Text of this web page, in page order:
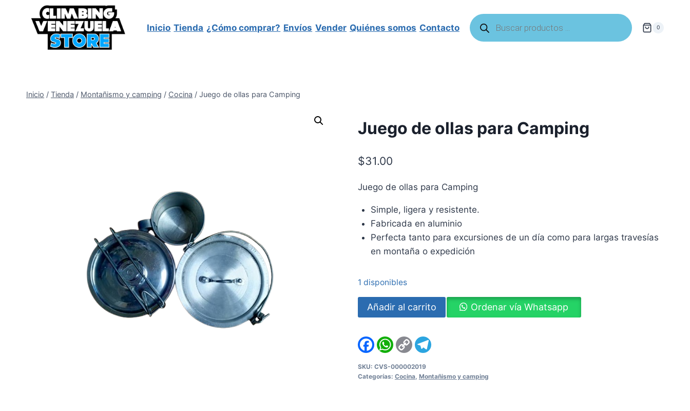
contenido
Inicio Tienda ¿Cómo comprar? Envíos Vender Quiénes somos Contacto
Búsqueda
de
productos
0
Inicio / Tienda / Montañismo y camping / Cocina / Juego de ollas para Camping
Juego de ollas para Camping
$31.00
Juego de ollas para Camping
Simple, ligera y resistente.
Fabricada en aluminio
Perfecta tanto para excursiones de un día como para largas travesías
en montaña o expedición
1 disponibles
Juego
de
para
cantidad
Añadir al carrito Ordenar vía Whatsapp
FacebookWhatsApp
Copy
Link
Telegram
SKU: CVS-000002019
Categorías: Cocina, Montañismo y camping